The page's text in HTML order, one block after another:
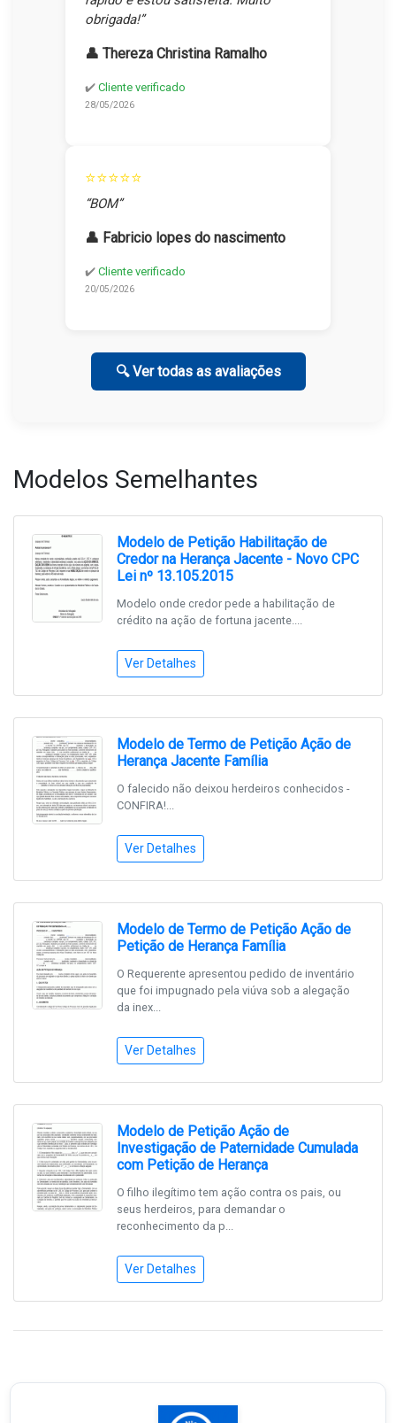
obrigada!”
👤 Thereza Christina Ramalho
✔️ Cliente verificado
28/05/2026
⭐⭐⭐⭐⭐
“BOM”
👤 Fabricio lopes do nascimento
✔️ Cliente verificado
20/05/2026
🔍 Ver todas as avaliações
Modelos Semelhantes
Modelo de Petição Habilitação de
Credor na Herança Jacente - Novo CPC
Lei nº 13.105.2015
Modelo onde credor pede a habilitação de
crédito na ação de fortuna jacente....
Ver Detalhes
Modelo de Termo de Petição Ação de
Herança Jacente Família
O falecido não deixou herdeiros conhecidos -
CONFIRA!...
Ver Detalhes
Modelo de Termo de Petição Ação de
Petição de Herança Família
O Requerente apresentou pedido de inventário
que foi impugnado pela viúva sob a alegação
da inex...
Ver Detalhes
Modelo de Petição Ação de
Investigação de Paternidade Cumulada
com Petição de Herança
O filho ilegítimo tem ação contra os pais, ou
seus herdeiros, para demandar o
reconhecimento da p...
Ver Detalhes